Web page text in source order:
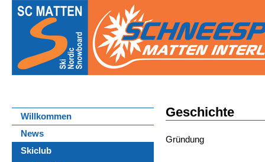
Willkommen
News
Skiclub
Geschichte
Gründung